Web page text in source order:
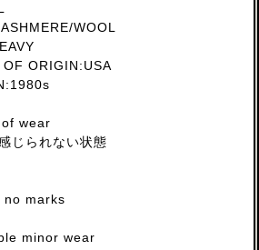
WOOL
ORIGIN:USA
wear
じられない状態
no marks
minor wear